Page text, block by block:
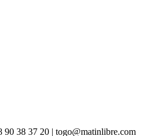
90 38 37 20 | togo@matinlibre.com